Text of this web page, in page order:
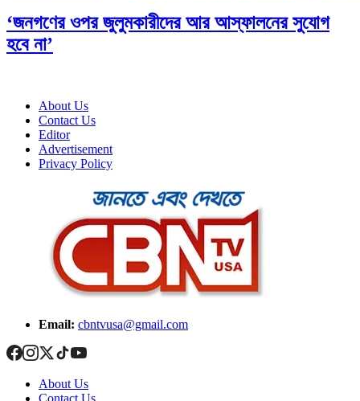
‘জনগণের ওপর জুলুমকারীদের আর আস্ফালনের সুযোগ
হবে না’
About Us
Contact Us
Editor
Advertisement
Privacy Policy
Email: cbntvusa@gmail.com
About Us